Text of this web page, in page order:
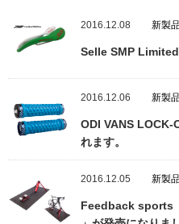
2016.12.08 新製
Selle SMP
2016.12.06 新製
ODI VANS LOCK-
れます。
2016.12.05 新製
Feedback sports